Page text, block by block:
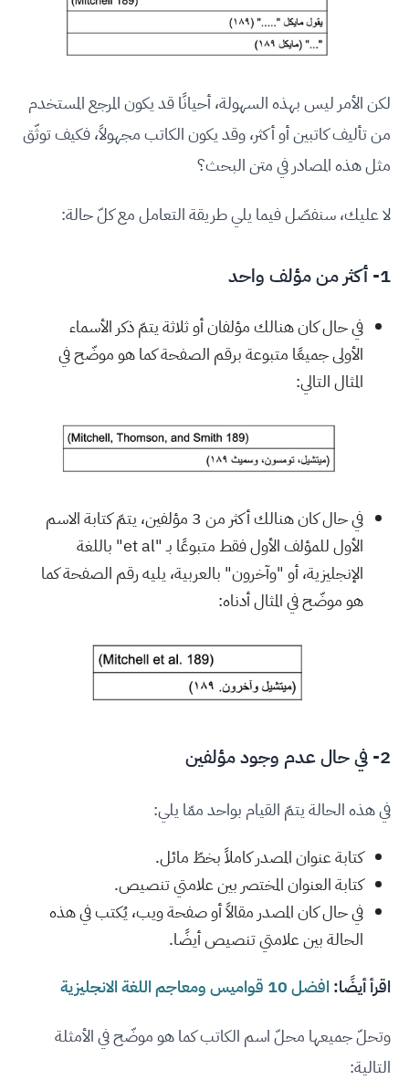
لكن الأمر ليس بهذه السهولة، أحيانًا قد يكون المرجع المستخدم
من تأليف كاتبين أو أكثر، وقد يكون الكاتب مجهولاً، فكيف توثّق
مثل هذه المصادر في متن البحث؟
لا عليك، سنفصّل فيما يلي طريقة التعامل مع كلّ حالة:
1- أكثر من مؤلف واحد
في حال كان هنالك مؤلفان أو ثلاثة يتمّ ذكر الأسماء
الأولى جميعًا متبوعة برقم الصفحة كما هو موضّح في
المثال التالي:
في حال كان هنالك أكثر من 3 مؤلفين، يتمّ كتابة الاسم
الأول للمؤلف الأول فقط متبوعًا بـ "et al" باللغة
الإنجليزية، أو "وآخرون" بالعربية، يليه رقم الصفحة كما
هو موضّح في المثال أدناه:
2- في حال عدم وجود مؤلفين
في هذه الحالة يتمّ القيام بواحد ممّا يلي:
كتابة عنوان المصدر كاملاً بخطّ مائل.
كتابة العنوان المختصر بين علامتي تنصيص.
في حال كان المصدر مقالاً أو صفحة ويب، يُكتب في هذه
الحالة بين علامتي تنصيص أيضًا.
اقرأ أيضًا: افضل 10 قواميس ومعاجم اللغة الانجليزية
وتحلّ جميعها محلّ اسم الكاتب كما هو موضّح في الأمثلة
التالية: